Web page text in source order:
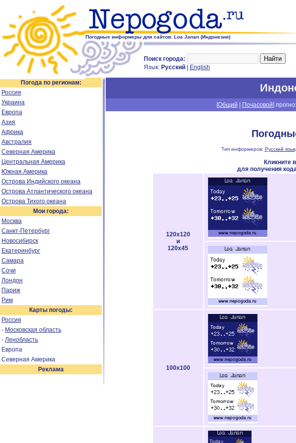
Погодные информеры для сайтов: Loa Janan (Индонезия)
Поиск города:
Язык: Русский English
Погода по регионам:
Россия
Украина
Европа
Азия
Африка
Австралия
Северная Америка
Центральная Америка
Южная Америка
Острова Индийского океана
Острова Атлантического океана
Острова Тихого океана
Мои города:
Москва
Санкт-Петербург
Новосибирск
Екатеринбург
Самара
Сочи
Лондон
Париж
Рим
Карты погоды:
Россия
- Московская область
- Ленобласть
Европа
Северная Америка
Реклама
[Общий Почасовой]
Тип информеров: Русский
Кликните
для получения
120x120
и
120x45
100x100